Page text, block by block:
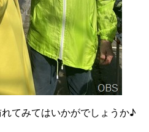
てみてはいかがでしょうか♪